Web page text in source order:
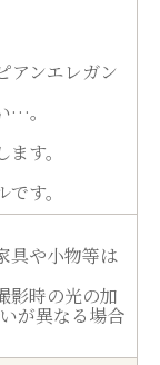
アンエレガン
…。
す。
す。
具や小物等は
影時の光の加
が異なる場合